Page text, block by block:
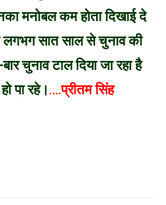
मनोबल कम होता दिखाई दे
लगभग सात साल से चुनाव की
चुनाव टाल दिया जा रहा है
पा रहे।….प्रीतम सिंह